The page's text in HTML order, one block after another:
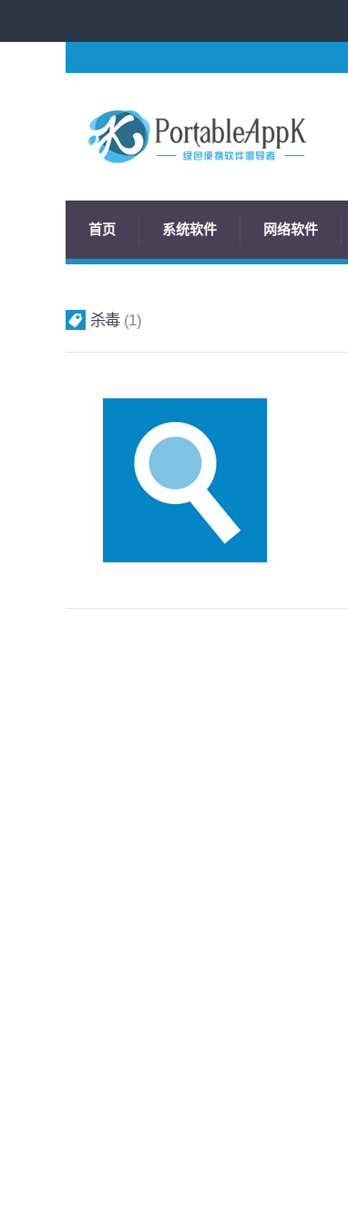
首页 系统软件 网络软件
杀毒 1